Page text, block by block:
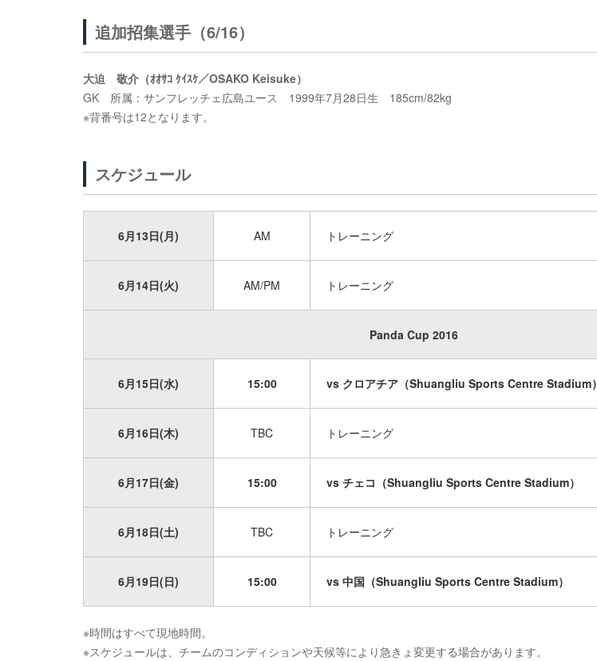
追加招集選手（6/16）
大迫 敬介（ｵｵｻｺ ｹｲｽｹ／OSAKO Keisuke）
GK 所属：サンフレッチェ広島ユース 1999年7月28日生 185cm/82kg
※背番号は12となります。
スケジュール
6月13日(月) AM トレーニング
6月14日(火) AM/PM トレーニング
Panda Cup 2016
6月15日(水) 15:00 vs クロアチア（Shuangliu Sports Centre Stadium）
6月16日(木) TBC トレーニング
6月17日(金) 15:00 vs チェコ（Shuangliu Sports Centre Stadium）
6月18日(土) TBC トレーニング
6月19日(日) 15:00 vs 中国（Shuangliu Sports Centre Stadium）
※時間はすべて現地時間。
※スケジュールは、チームのコンディションや天候等により急きょ変更する場合があります。